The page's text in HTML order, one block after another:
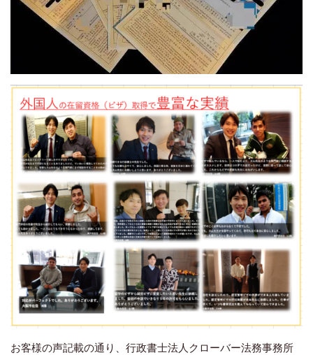
お客様の声記載の通り、行政書士法人クローバー法務事務所